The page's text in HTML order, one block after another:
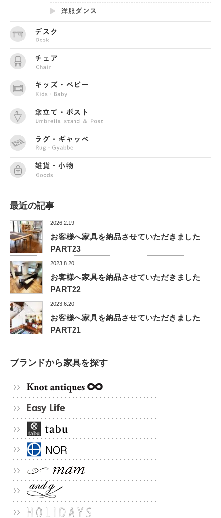
最近の記事
2026.2.19
お客様へ家具を納品させていただきました
PART23
2023.8.20
お客様へ家具を納品させていただきました
PART22
2023.6.20
お客様へ家具を納品させていただきました
PART21
ブランドから家具を探す